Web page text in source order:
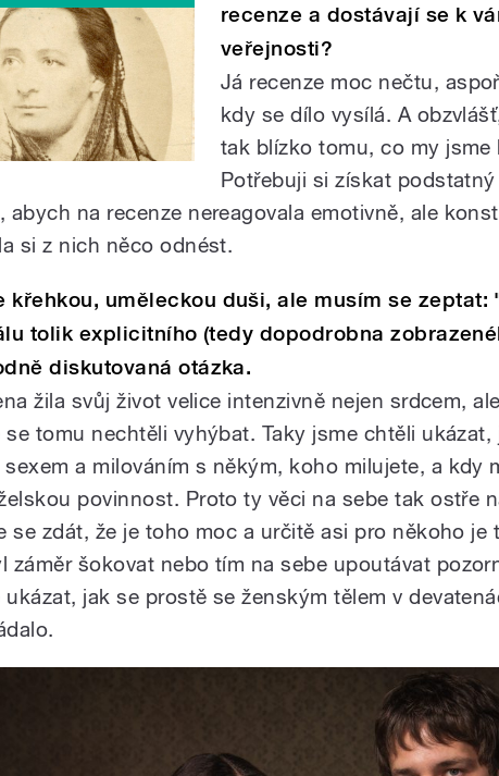
recenze a dostávají se k
veřejnosti?
Já recenze moc nečtu,
kdy se dílo vysílá. A
tak blízko tomu, co my jsme
Potřebuji si získat
abych na recenze nereagovala emotivně, ale
si z nich něco odnést.
křehkou, uměleckou duši, ale musím se zeptat:
tolik explicitního (tedy dopodrobna
diskutovaná otázka.
žila svůj život velice intenzivně nejen srdcem,
se tomu nechtěli vyhýbat. Taky jsme chtěli ukázat,
sexem a milováním s někým, koho milujete, a kdy
povinnost. Proto ty věci na sebe tak ostře
se zdát, že je toho moc a určitě asi pro někoho je
záměr šokovat nebo tím na sebe upoutávat
ukázat, jak se prostě se ženským tělem v